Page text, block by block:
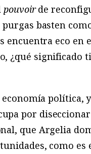
pouvoirde
basten
encuentra eco en
¿qué significado
política,
por
que Argelia
como es